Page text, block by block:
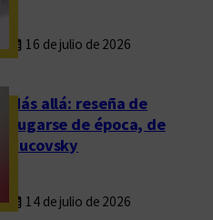
16 de julio de 2026
Más allá: reseña de
Fugarse de época, de
Rucovsky
14 de julio de 2026